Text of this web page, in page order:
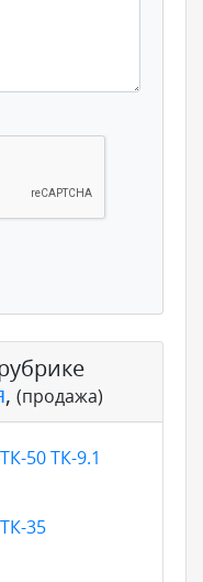
, (продажа)
50 ТК-9.1
35